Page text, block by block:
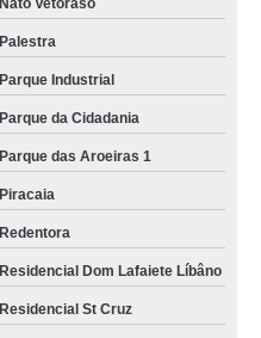
Nato Vetoraso
Palestra
Parque Industrial
Parque da Cidadania
Parque das Aroeiras 1
Piracaia
Redentora
Residencial Dom Lafaiete Líbâno
Residencial St Cruz